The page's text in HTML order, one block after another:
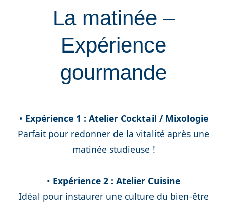
La matinée –
Expérience
gourmande
• Expérience 1 : Atelier Cocktail / Mixologie
Parfait pour redonner de la vitalité après une
matinée studieuse !
• Expérience 2 : Atelier Cuisine
Idéal pour instaurer une culture du bien-être